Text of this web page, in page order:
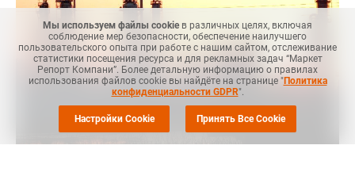
Мы используем файлы cookieв различных целях, включая
соблюдение мер безопасности, обеспечение наилучшего
пользовательского опыта при работе с нашим сайтом, отслеживание
статистики посещения ресурса и для рекламных задач “Маркет
Репорт Компани”. Более детальную информацию о правилах
использования файлов cookie вы найдёте на странице "Политика
конфиденциальности GDPR".
Настройки Cookie Принять Все Cookie